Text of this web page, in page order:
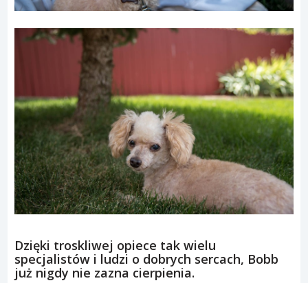
Dzięki troskliwej opiece tak wielu
specjalistów i ludzi o dobrych sercach, Bobb
już nigdy nie zazna cierpienia.